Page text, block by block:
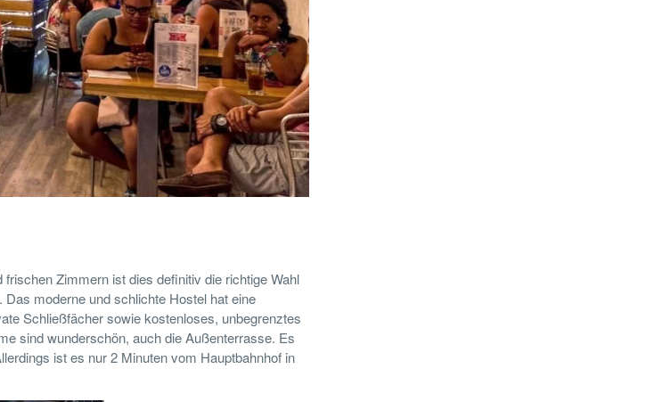
Zimmern ist dies definitiv die richtige Wahl
moderne und schlichte Hostel hat eine
Schließfächer sowie kostenloses, unbegrenztes
sind wunderschön, auch die Außenterrasse. Es
ist es nur 2 Minuten vom Hauptbahnhof in